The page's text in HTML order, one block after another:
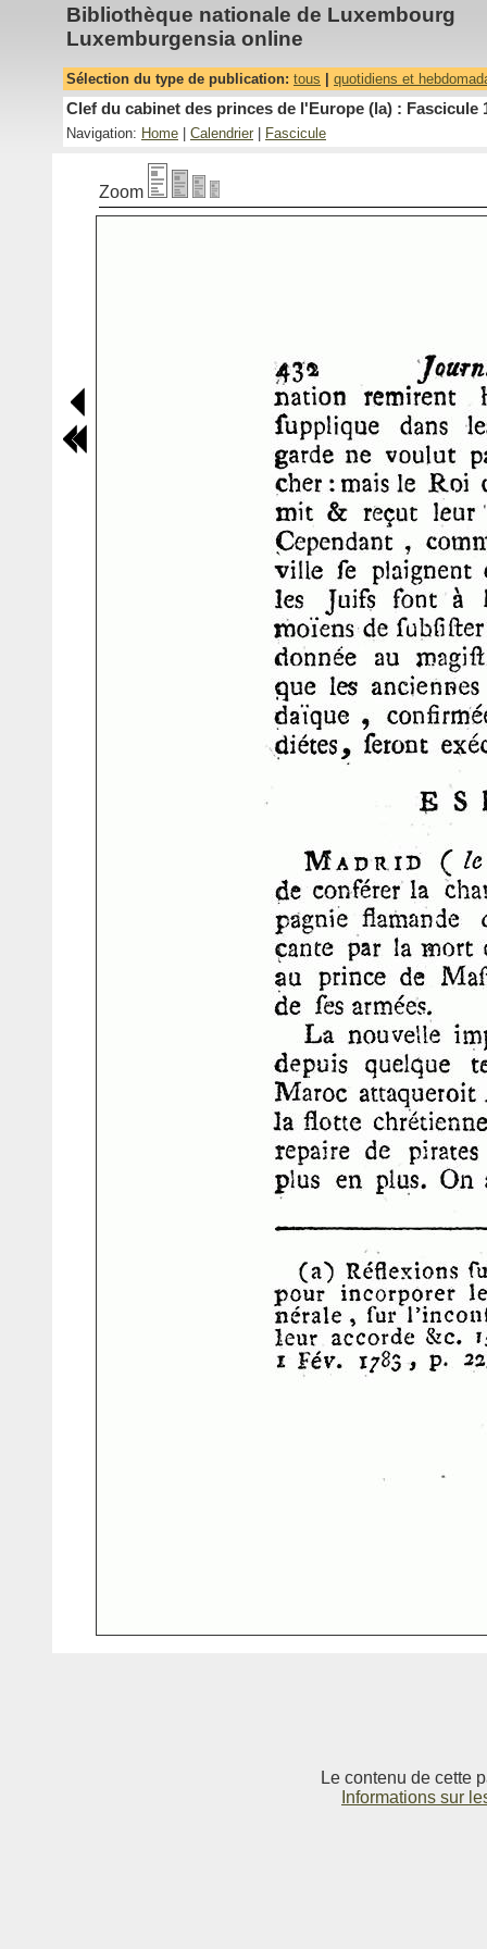
Bibliothèque nationale de Luxembourg
Luxemburgensia online
Sélection du type de publication: tous quotidiens et
Clef du cabinet des princes de l'Europe (la) : Fascicule
Navigation: Home Calendrier Fascicule
Zoom
Le contenu de cette
Informations sur